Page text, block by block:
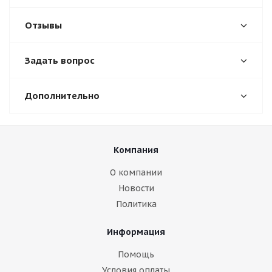
Отзывы
Задать вопрос
Дополнительно
Компания
О компании
Новости
Политика
Информация
Помощь